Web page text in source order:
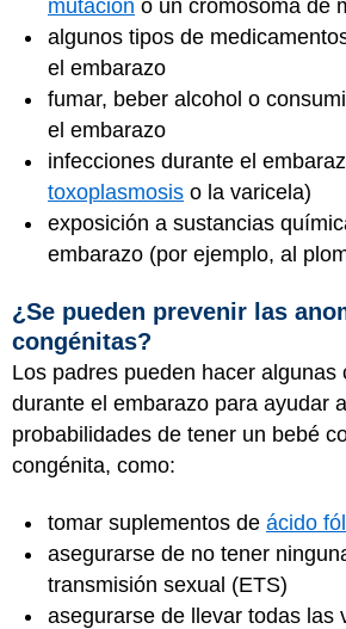
mutación o un cromosoma de
algunos tipos de
el embarazo
fumar, beber alcohol o
el embarazo
infecciones durante el
toxoplasmosis o la varicela)
exposición a sustancias
embarazo (por ejemplo, al
¿Se pueden prevenir las
congénitas?
Los padres pueden hacer algunas
durante el embarazo para ayudar
probabilidades de tener un bebé
congénita, como:
tomar suplementos de ácido
asegurarse de no tener
transmisión sexual (ETS)
asegurarse de llevar todas las